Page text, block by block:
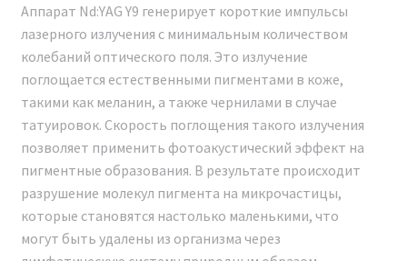
Каждый владелец аппарата Неодимовый лазер
Nd:YAG Y9 Модельный ряд 2024 г. получает полный
пакет документов. Предоставляется удаленное
обучение и консультация по всей Российской
Федерации. В штате компании работают
профессиональные консультанты, врачи-
косметологи, готовые предоставить
профессиональную консультацию до и после
покупки, а также полное информационное и
консультационное сопровождение.
Аппарат Nd:YAG Y9 генерирует короткие импульсы
лазерного излучения с минимальным количеством
колебаний оптического поля. Это излучение
поглощается естественными пигментами в коже,
такими как меланин, а также чернилами в случае
татуировок. Скорость поглощения такого излучения
позволяет применить фотоакустический эффект на
пигментные образования. В результате происходит
разрушение молекул пигмента на микрочастицы,
которые становятся настолько маленькими, что
могут быть удалены из организма через